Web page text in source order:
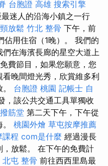
台胞證 高雄 搜索引擎
迷人的沿海小鎮之一行
放鬆 竹北 整骨 下午，前
用住宿（1晚）。 我們的
在海濱長廊的星空大道上
費節目，如果您願意，您
晚間燈光秀，欣賞維多利
台胞證 桃園 記帳士 自
，該公共交通工具單獨收
筋堂 第二天下午，下午從
桃園外燴 草屯按摩推薦
課程 com是什麼 經過漫長
放鬆。 在下午的免費計
北屯 整骨 前往西西里島最